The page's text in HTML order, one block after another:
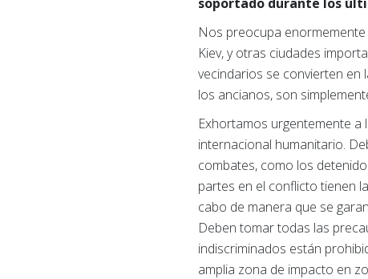
Nos preocupa
Kiev, y otras ciudades
vecindarios se convierten en
los ancianos, son
Exhortamos urgentemente a
internacional humanitario.
combates, como los
partes en el conflicto tienen
cabo de manera que se
Deben tomar todas las
indiscriminados están
amplia zona de impacto en